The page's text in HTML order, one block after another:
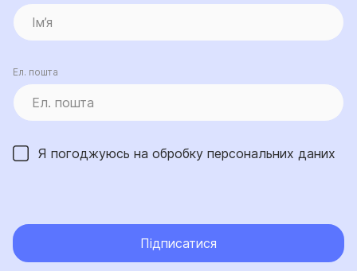
Ел. пошта
Я погоджуюсь на обробку персональних даних
Підписатися